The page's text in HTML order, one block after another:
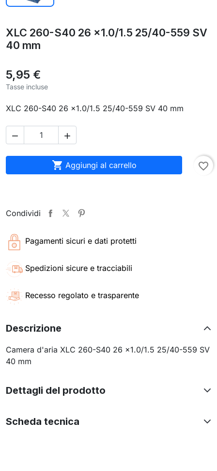
XLC 260-S40 26 x1.0/1.5 25/40-559 SV
40 mm
5,95 €
Tasse incluse
XLC 260-S40 26 x1.0/1.5 25/40-559 SV 40 mm
 
 Aggiungi al carrello favorite_border
Condividi
Pagamenti sicuri e dati protetti
Spedizioni sicure e tracciabili
Recesso regolato e trasparente
Descrizione
Camera d'aria XLC 260-S40 26 x1.0/1.5 25/40-559 SV
40 mm
Dettagli del prodotto
Scheda tecnica